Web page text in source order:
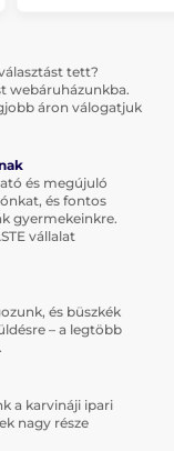
tett?
webáruházunkba.
áron válogatjuk
és megújuló
és fontos
gyermekeinkre.
vállalat
és büszkék
– a legtöbb
a karvináji ipari
nagy része